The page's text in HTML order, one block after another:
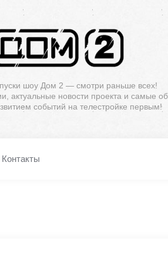
шоу Дом 2 — смотри раньше всех!
актуальные новости проекта и самые
событий на телестройке первым!
Контакты